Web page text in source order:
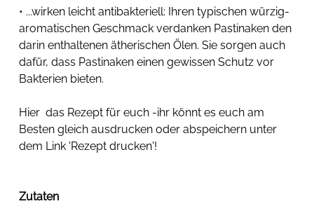
• ...wirken leicht antibakteriell: Ihren typischen würzig-
aromatischen Geschmack verdanken Pastinaken den
darin enthaltenen ätherischen Ölen. Sie sorgen auch
dafür, dass Pastinaken einen gewissen Schutz vor
Bakterien bieten.
Hier  das Rezept für euch -ihr könnt es euch am
Besten gleich ausdrucken oder abspeichern unter
dem Link 'Rezept drucken'!
Zutaten